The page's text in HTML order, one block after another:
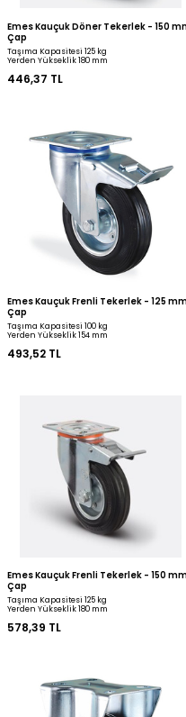
Emes Kauçuk Döner Tekerlek
Taşıma Kapasitesi 125 kg
Yerden Yükseklik 180 mm
446,37 TL
Emes Kauçuk Frenli Tekerlek
Çap
493,52 TL